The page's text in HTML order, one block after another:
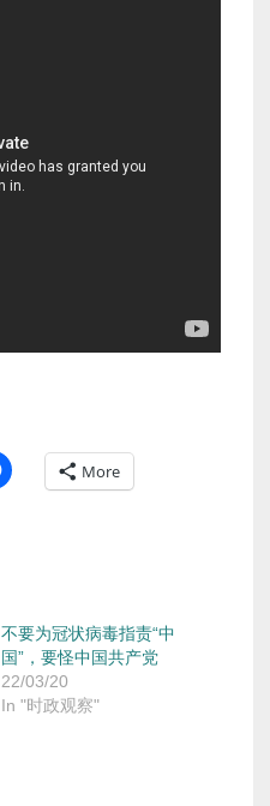
More
不要为冠状病毒指责“中
国”，要怪中国共产党
22/03/20
In "时政观察"